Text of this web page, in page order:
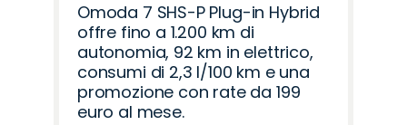
Omoda 7 SHS-P Plug-in Hybrid
offre fino a 1.200 km di
autonomia, 92 km in elettrico,
consumi di 2,3 l/100 km e una
promozione con rate da 199
euro al mese.